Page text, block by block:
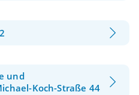
und
Koch-Straße 44